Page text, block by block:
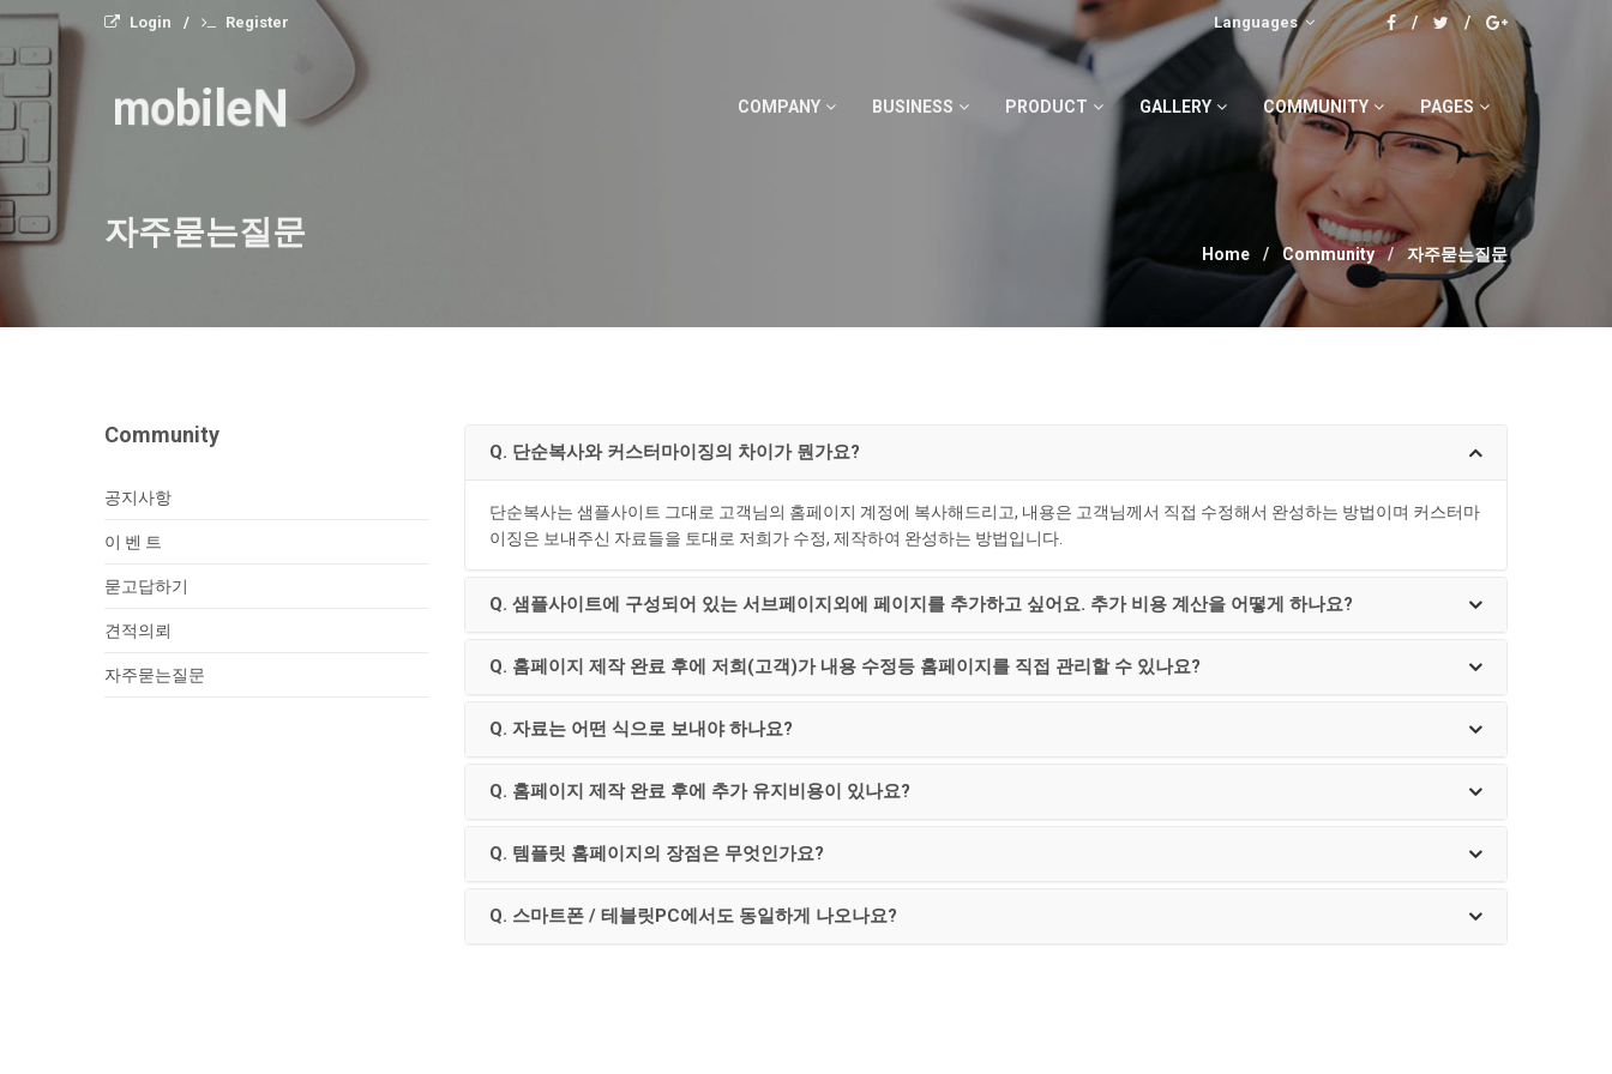
Login Register Languages
mobileN COMPANY BUSINESS PRODUCT GALLERY COMMUNITY PAGES
자주묻는질문
Home Community 자주묻는질문
Q. 단순복사와 커스터마이징의 차이가 뭔가요?
단순복사는 샘플사이트 그대로 고객님의 홈페이지 계정에 복사해드리고, 내용은 고객님께서 직접 수정해서 완성하는 방법이며 커스터마
이징은 보내주신 자료들을 토대로 저희가 수정, 제작하여 완성하는 방법입니다.
Q. 샘플사이트에 구성되어 있는 서브페이지외에 페이지를 추가하고 싶어요. 추가 비용 계산을 어떻게 하나요?
Q. 홈페이지 제작 완료 후에 저희(고객)가 내용 수정등 홈페이지를 직접 관리할 수 있나요?
Q. 자료는 어떤 식으로 보내야 하나요?
Q. 홈페이지 제작 완료 후에 추가 유지비용이 있나요?
Q. 템플릿 홈페이지의 장점은 무엇인가요?
Q. 스마트폰 / 테블릿PC에서도 동일하게 나오나요?
Community
공지사항
이 벤 트
묻고답하기
견적의뢰
자주묻는질문